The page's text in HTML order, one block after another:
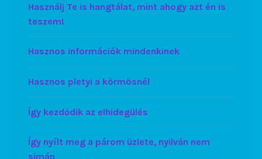
Használj Te is hangtálat, mint ahogy azt én is
teszem!
Hasznos információk mindenkinek
Hasznos pletyi a körmösnél
Így kezdődik az elhidegülés
Így nyílt meg a párom üzlete, nyilván nem
simán